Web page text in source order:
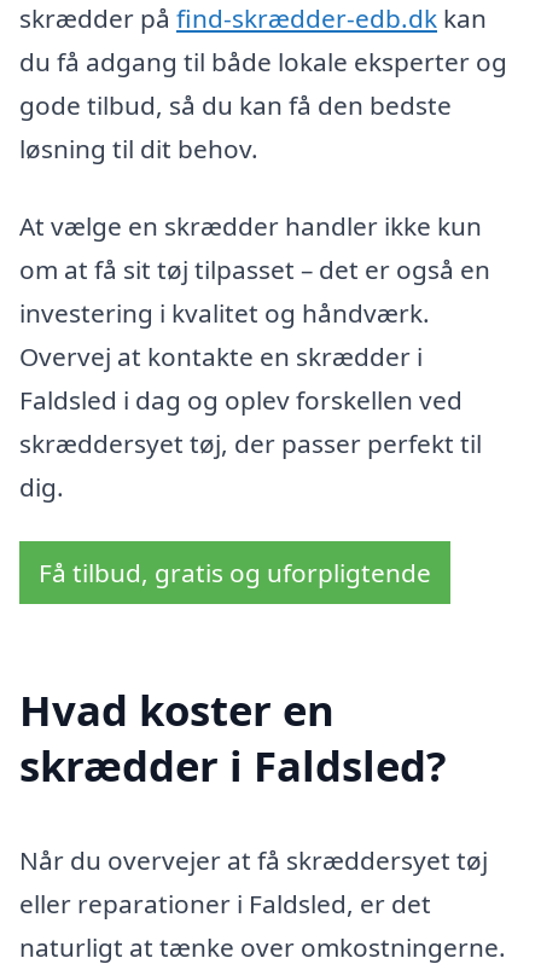
skrædder på find-skrædder-edb.dk kan
du få adgang til både lokale eksperter og
gode tilbud, så du kan få den bedste
løsning til dit behov.
At vælge en skrædder handler ikke kun
om at få sit tøj tilpasset – det er også en
investering i kvalitet og håndværk.
Overvej at kontakte en skrædder i
Faldsled i dag og oplev forskellen ved
skræddersyet tøj, der passer perfekt til
dig.
Få tilbud, gratis og uforpligtende
Hvad koster en
skrædder i Faldsled?
Når du overvejer at få skræddersyet tøj
eller reparationer i Faldsled, er det
naturligt at tænke over omkostningerne.